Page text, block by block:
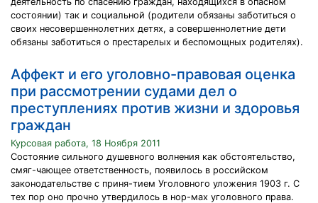
состоянии) так и социальной (родители обязаны заботиться о
своих несовершеннолетних детях, а совершеннолетние дети
обязаны заботиться о престарелых и беспомощных родителях).
Аффект и его уголовно-правовая оценка
при рассмотрении судами дел о
преступлениях против жизни и здоровья
граждан
Курсовая работа, 18 Ноября 2011
Состояние сильного душевного волнения как обстоятельство,
смяг-чающее ответственность, появилось в российском
законодательстве с приня-тием Уголовного уложения 1903 г. С
тех пор оно прочно утвердилось в нор-мах уголовного права.